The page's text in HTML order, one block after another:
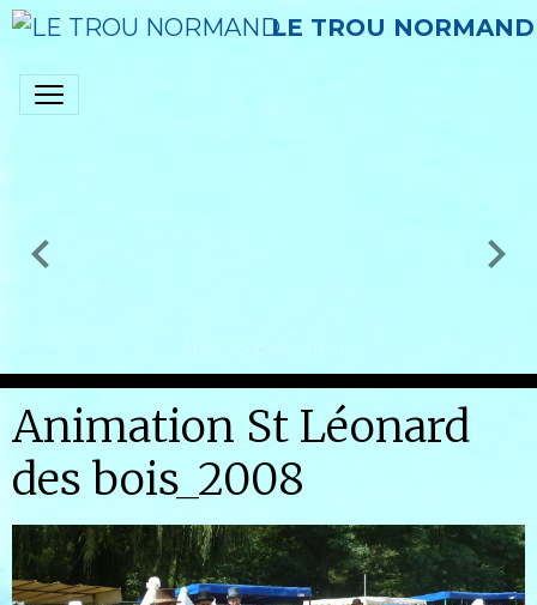
LE TROU NORMAND
Animation St Léonard
des bois_2008